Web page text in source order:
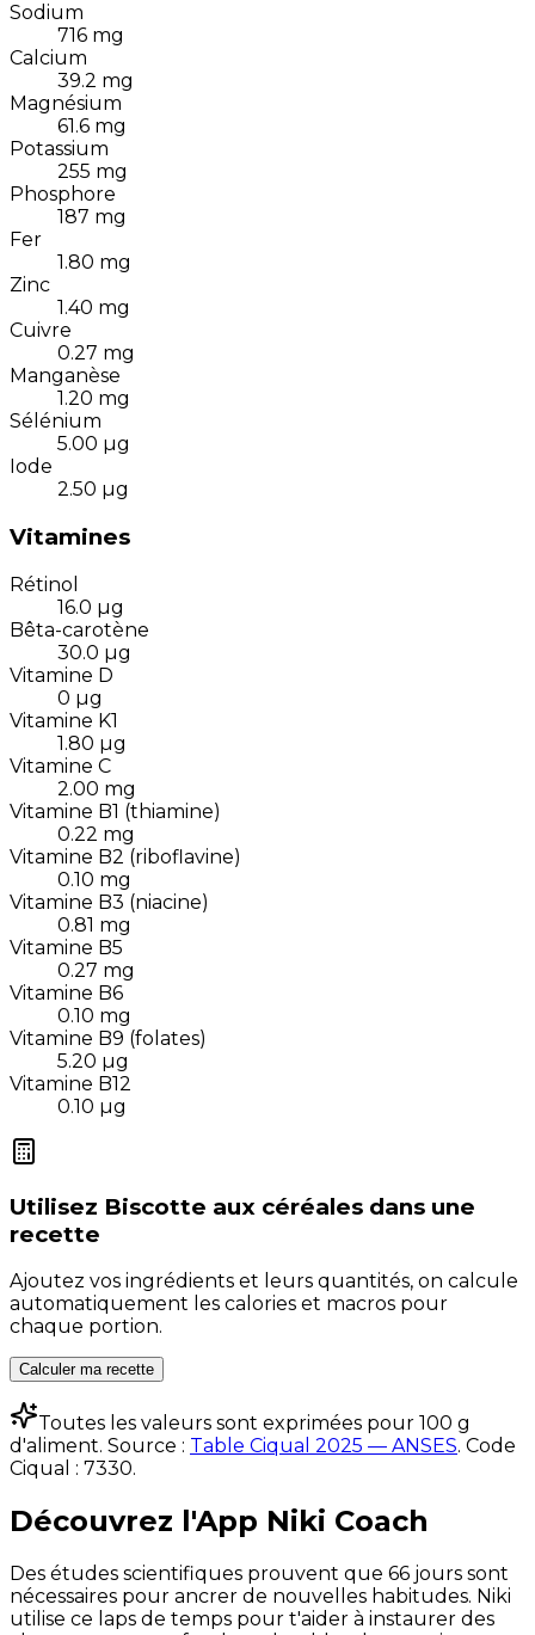
Sodium
716 mg
Calcium
39.2 mg
Magnésium
61.6 mg
Potassium
255 mg
Phosphore
187 mg
Fer
1.80 mg
Zinc
1.40 mg
Cuivre
0.27 mg
Manganèse
1.20 mg
Sélénium
5.00 µg
Iode
2.50 µg
Vitamines
Rétinol
16.0 µg
Bêta-carotène
30.0 µg
Vitamine D
0 µg
Vitamine K1
1.80 µg
Vitamine C
2.00 mg
Vitamine B1 (thiamine)
0.22 mg
Vitamine B2 (riboflavine)
0.10 mg
Vitamine B3 (niacine)
0.81 mg
Vitamine B5
0.27 mg
Vitamine B6
0.10 mg
Vitamine B9 (folates)
5.20 µg
Vitamine B12
0.10 µg
Utilisez Biscotte aux céréales dans une
recette
Ajoutez vos ingrédients et leurs quantités, on calcule
automatiquement les calories et macros pour
chaque portion.
Calculer ma recette
Toutes les valeurs sont exprimées pour 100 g
d'aliment. Source : Table Ciqual 2025 — ANSES. Code
Ciqual : 7330.
Découvrez l'App Niki Coach
Des études scientifiques prouvent que 66 jours sont
nécessaires pour ancrer de nouvelles habitudes. Niki
utilise ce laps de temps pour t'aider à instaurer des